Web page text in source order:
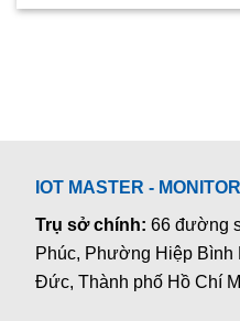
IOT MASTER -
Trụ sở chính:66 đường
Phúc, Phường Hiệp
Đức, Thành phố Hồ Chí